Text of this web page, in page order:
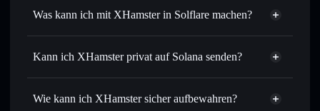
Was kann ich mit XHamster in Solflare machen?
XHamster
Solflare-Wallet
Sofort tauschen– handle XHAMSTER gegen SOL,
intelligentem Order Routing zum bestmöglichen Kurs
Limit-Orders setzen– automatisiere Trades zu deinem
Kann ich XHamster privat auf Solana senden?
Privacy
Wie kann ich XHamster sicher aufbewahren?